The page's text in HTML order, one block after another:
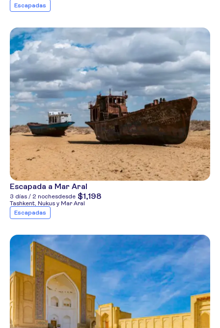
Escapadas
Escapada a Mar Aral
3 días / 2 nochesdesde $1,198
Tashkent, Nukus y Mar Aral
Escapadas